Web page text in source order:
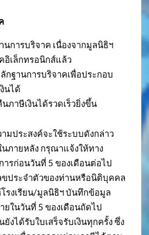
นการบริจาค เนื่องจากมูลนิธิฯ
อิเล็กทรอนิกส์แล้ว
กฐานการบริจาคเพื่อประกอบ
นได้
ภาษีเงินได้รวดเร็วยิ่งขึ้น
ประสงค์จะใช้ระบบดังกล่าว
นภายหลัง กรุณาแจ้งให้ทาง
ารก่อนวันที่ 5 ของเดือนต่อไป
ขประจำตัวของท่านหรือนิติบุคคล
รงเรียน/มูลนิธิฯ บันทึกข้อมูล
ยในวันที่ 5 ของเดือนถัดไป
งได้รับใบเสร็จรับเงินทุกครั้ง ซึ่ง